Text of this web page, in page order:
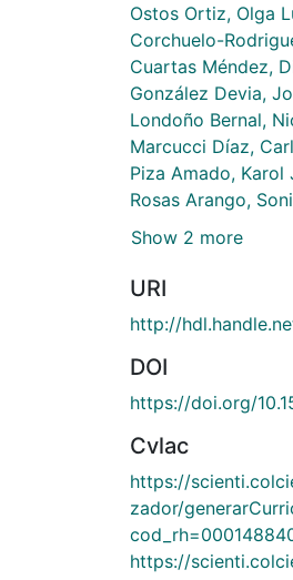
Ostos Ortiz, Olga
Corchuelo-
Cuartas Méndez,
González Devia,
Londoño Bernal,
Marcucci Díaz,
Piza Amado, Karol
Rosas Arango,
Show 2 more
URI
http://
DOI
https://doi.org/
Cvlac
https://
zador/
https://